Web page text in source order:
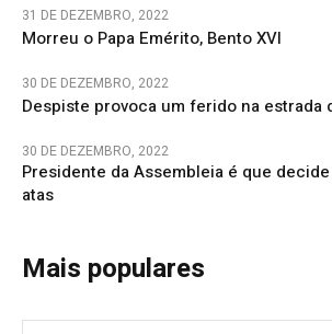
31 DE DEZEMBRO, 2022
Morreu o Papa Emérito, Bento XVI
30 DE DEZEMBRO, 2022
Despiste provoca um ferido na estrada
30 DE DEZEMBRO, 2022
Presidente da Assembleia é que
atas
Mais populares